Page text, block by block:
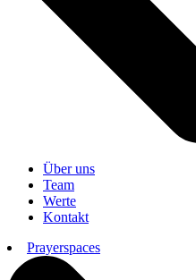
Über uns
Team
Werte
Kontakt
Prayerspaces